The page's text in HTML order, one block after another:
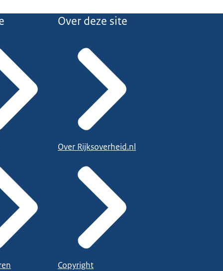
Over deze site
Over Rijksoverheid.nl
Copyright